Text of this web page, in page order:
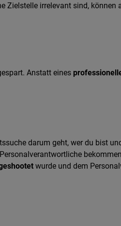
irrelevant sind,
Anstatt eines
darum geht, wer du bist
wurde und dem